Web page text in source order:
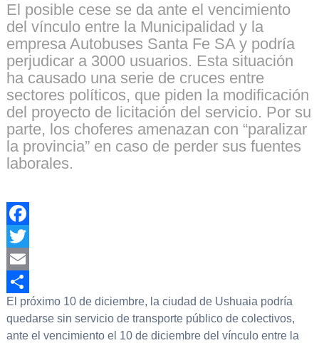
El posible cese se da ante el vencimiento
del vínculo entre la Municipalidad y la
empresa Autobuses Santa Fe SA y podría
perjudicar a 3000 usuarios. Esta situación
ha causado una serie de cruces entre
sectores políticos, que piden la modificación
del proyecto de licitación del servicio. Por su
parte, los choferes amenazan con “paralizar
la provincia” en caso de perder sus fuentes
laborales.
Facebook
Twitter
Email
Compartir
El próximo 10 de diciembre, la ciudad de Ushuaia podría
quedarse sin servicio de transporte público de colectivos,
ante el vencimiento el 10 de diciembre del vínculo entre la